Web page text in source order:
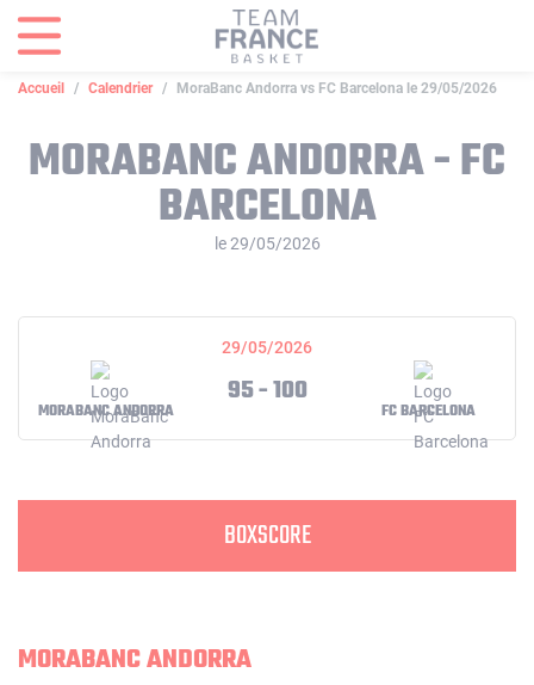
Accueil Calendrier MoraBanc Andorra vs FC Barcelona le 29/05/2026
MORABANC ANDORRA - FC
BARCELONA
le 29/05/2026
29/05/2026
MORABANC ANDORRA
95 - 100
FC BARCELONA
BOXSCORE
MORABANC ANDORRA
Panneau de gestion des cookies